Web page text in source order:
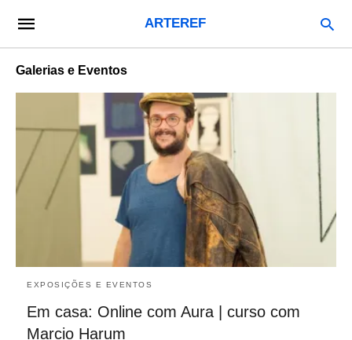
ARTEREF
Galerias e Eventos
EXPOSIÇÕES E EVENTOS
Em casa: Online com Aura | curso com
Marcio Harum